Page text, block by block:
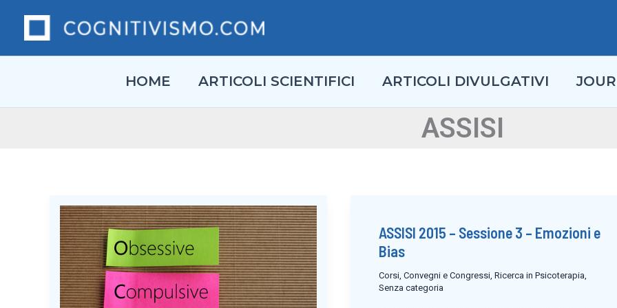
contenuto
HOME ARTICOLI SCIENTIFICI ARTICOLI DIVULGATIVI
ASSISI
ASSISI 2015 – Sessione 3 – Emozioni e
Bias
Corsi, Convegni e Congressi, Ricerca in Psicoterapia
Senza categoria